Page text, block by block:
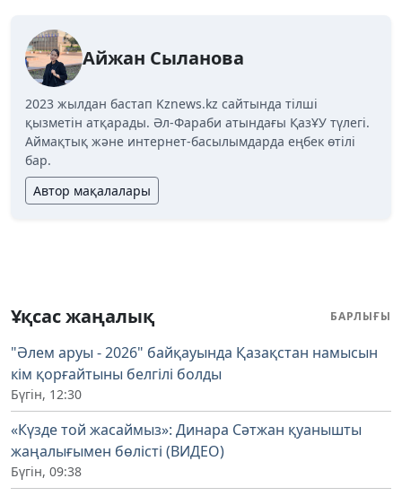
Айжан Сыланова
2023 жылдан бастап Kznews.kz сайтында тілші
қызметін атқарады. Әл-Фараби атындағы ҚазҰУ түлегі.
Аймақтық және интернет-басылымдарда еңбек өтілі
бар.
Автор мақалалары
Ұқсас жаңалық БАРЛЫҒЫ
"Әлем аруы - 2026" байқауында Қазақстан намысын
кім қорғайтыны белгілі болды
Бүгін, 12:30
«Күзде той жасаймыз»: Динара Сәтжан қуанышты
жаңалығымен бөлісті (ВИДЕО)
Бүгін, 09:38